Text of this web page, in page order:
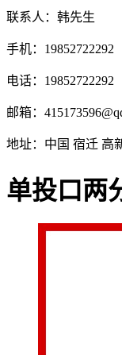
联系人：韩先生
手机：19852722292
电话：19852722292
邮箱：
地址：中国 宿迁 高
单投口两